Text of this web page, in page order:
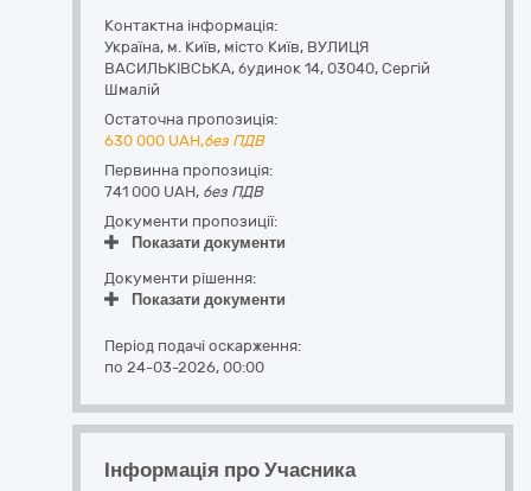
Контактна інформація:
Україна, м. Київ, місто Київ, ВУЛИЦЯ
ВАСИЛЬКІВСЬКА, будинок 14, 03040, Сергій
Шмалій
Остаточна пропозиція:
630 000 UAH,без ПДВ
Первинна пропозиція:
741 000 UAH, без ПДВ
Документи пропозиції:
Показати документи
Документи рішення:
Показати документи
Період подачі оскарження:
по 24-03-2026, 00:00
Інформація про Учасника